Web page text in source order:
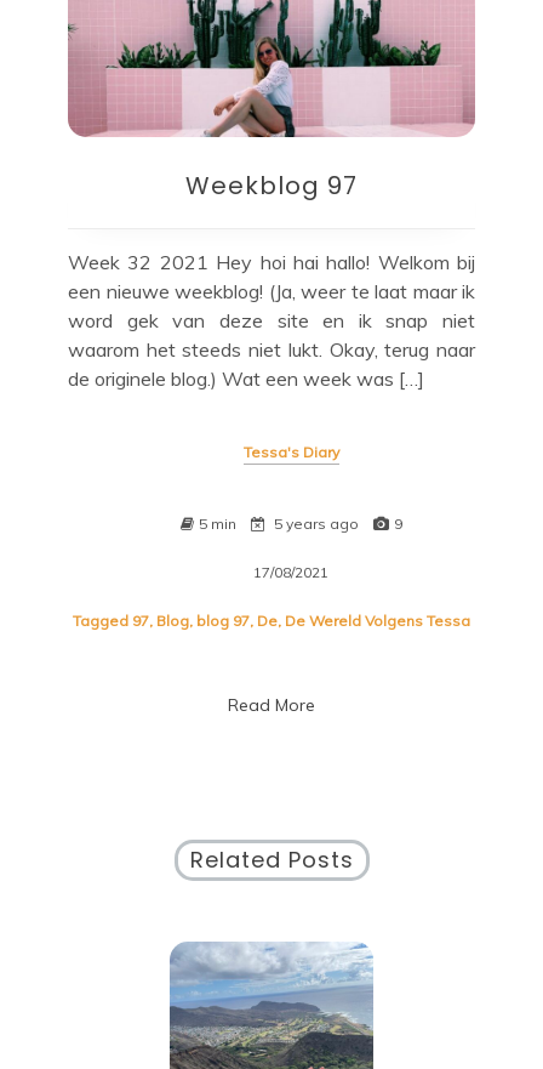
Weekblog 97
Week 32 2021 Hey hoi hai hallo! Welkom bij
een nieuwe weekblog! (Ja, weer te laat maar ik
word gek van deze site en ik snap niet
waarom het steeds niet lukt. Okay, terug naar
de originele blog.) Wat een week was […]
Tessa's Diary
5 min 5 years ago 9
17/08/2021
Tagged 97, Blog, blog 97, De, De Wereld Volgens Tessa
Read More
Related Posts